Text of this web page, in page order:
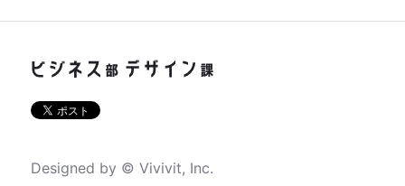
Designed by © Vivivit, Inc.